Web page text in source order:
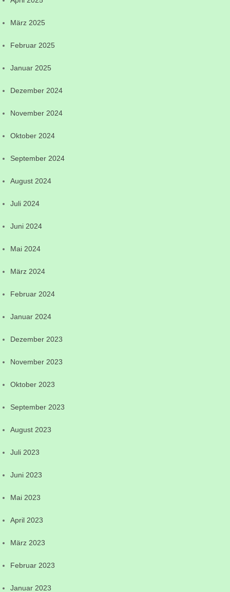
März 2025
Februar 2025
Januar 2025
Dezember 2024
November 2024
Oktober 2024
September 2024
August 2024
Juli 2024
Juni 2024
Mai 2024
März 2024
Februar 2024
Januar 2024
Dezember 2023
November 2023
Oktober 2023
September 2023
August 2023
Juli 2023
Juni 2023
Mai 2023
April 2023
März 2023
Februar 2023
Januar 2023